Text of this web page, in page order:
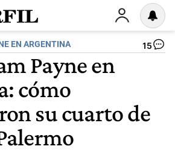
EN ARGENTINA 15
Payne en
cómo
su cuarto de